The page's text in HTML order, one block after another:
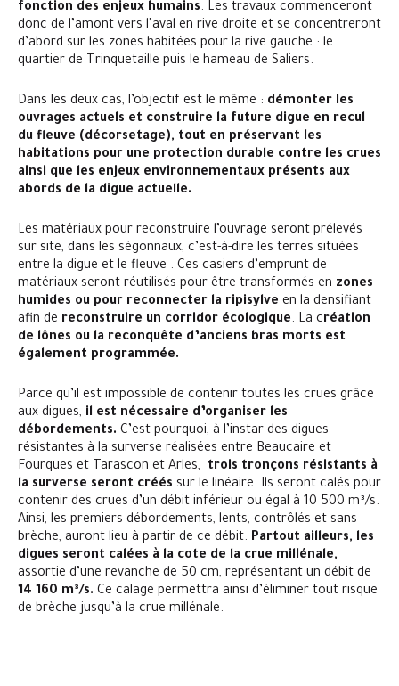
fonction des enjeux humains. Les travaux commenceront
donc de l’amont vers l’aval en rive droite et se concentreront
d’abord sur les zones habitées pour la rive gauche : le
quartier de Trinquetaille puis le hameau de Saliers.
Dans les deux cas, l’objectif est le même : démonter les
ouvrages actuels et construire la future digue en recul
du fleuve (décorsetage), tout en préservant les
habitations pour une protection durable contre les crues
ainsi que les enjeux environnementaux présents aux
abords de la digue actuelle.
Les matériaux pour reconstruire l’ouvrage seront prélevés
sur site, dans les ségonnaux, c’est-à-dire les terres situées
entre la digue et le fleuve . Ces casiers d’emprunt de
matériaux seront réutilisés pour être transformés en zones
humides ou pour reconnecter la ripisylve en la densifiant
afin de reconstruire un corridor écologique. La création
de lônes ou la reconquête d’anciens bras morts est
également programmée.
Parce qu’il est impossible de contenir toutes les crues grâce
aux digues, il est nécessaire d’organiser les
débordements. C’est pourquoi, à l’instar des digues
résistantes à la surverse réalisées entre Beaucaire et
Fourques et Tarascon et Arles, trois tronçons résistants à
la surverse seront créés sur le linéaire. Ils seront calés pour
contenir des crues d’un débit inférieur ou égal à 10 500 m³/s.
Ainsi, les premiers débordements, lents, contrôlés et sans
brèche, auront lieu à partir de ce débit. Partout ailleurs, les
digues seront calées à la cote de la crue millénale,
assortie d’une revanche de 50 cm, représentant un débit de
14 160 m³/s. Ce calage permettra ainsi d’éliminer tout risque
de brèche jusqu’à la crue millénale.